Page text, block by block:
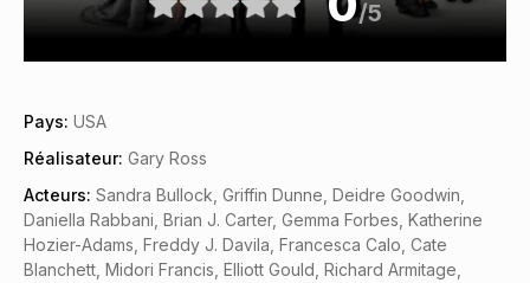
/5
Pays: USA
Réalisateur: Gary Ross
Acteurs: Sandra Bullock, Griffin Dunne, Deidre Goodwin,
Daniella Rabbani, Brian J. Carter, Gemma Forbes, Katherine
Hozier-Adams, Freddy J. Davila, Francesca Calo, Cate
Blanchett, Midori Francis, Elliott Gould, Richard Armitage,